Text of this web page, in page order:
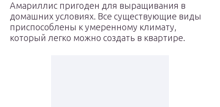
Амариллис пригоден для выращивания в
домашних условиях. Все существующие виды
приспособлены к умеренному климату,
который легко можно создать в квартире.